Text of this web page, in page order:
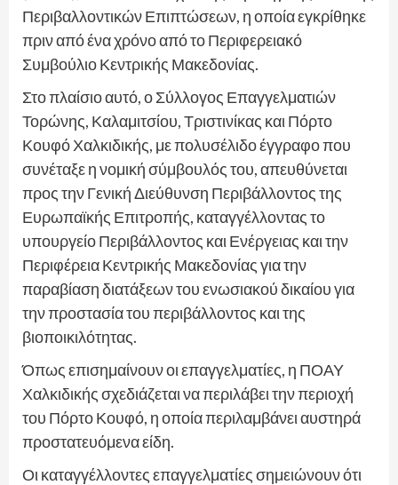
Περιβαλλοντικών Επιπτώσεων, η οποία εγκρίθηκε
πριν από ένα χρόνο από το Περιφερειακό
Συμβούλιο Κεντρικής Μακεδονίας.
Στο πλαίσιο αυτό, ο Σύλλογος Επαγγελματιών
Τορώνης, Καλαμιτσίου, Τριστινίκας και Πόρτο
Κουφό Χαλκιδικής, με πολυσέλιδο έγγραφο που
συνέταξε η νομική σύμβουλός του, απευθύνεται
προς την Γενική Διεύθυνση Περιβάλλοντος της
Ευρωπαϊκής Επιτροπής, καταγγέλλοντας το
υπουργείο Περιβάλλοντος και Ενέργειας και την
Περιφέρεια Κεντρικής Μακεδονίας για την
παραβίαση διατάξεων του ενωσιακού δικαίου για
την προστασία του περιβάλλοντος και της
βιοποικιλότητας.
Όπως επισημαίνουν οι επαγγελματίες, η ΠΟΑΥ
Χαλκιδικής σχεδιάζεται να περιλάβει την περιοχή
του Πόρτο Κουφό, η οποία περιλαμβάνει αυστηρά
προστατευόμενα είδη.
Οι καταγγέλλοντες επαγγελματίες σημειώνουν ότι